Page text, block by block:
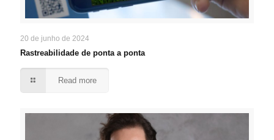
20 de junho de 2024
Rastreabilidade de ponta a ponta
Read more